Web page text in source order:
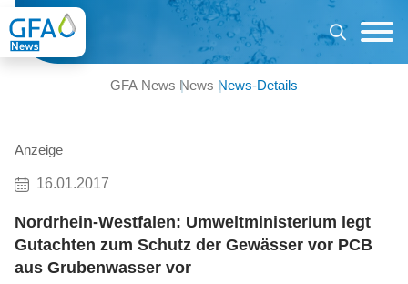
GFA News News News-Details
Anzeige
16.01.2017
Nordrhein-Westfalen: Umweltministerium legt
Gutachten zum Schutz der Gewässer vor PCB
aus Grubenwasser vor